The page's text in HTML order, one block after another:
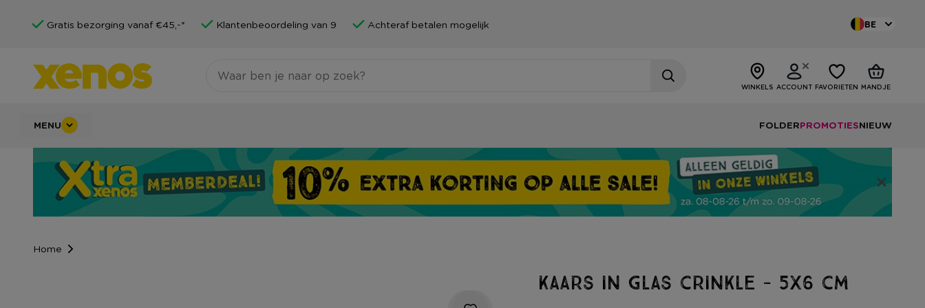
Gratis bezorging vanaf €45,-* Klantenbeoordeling van 9 Achteraf betalen mogelijk BE
WINKELS ACCOUNT FAVORIETEN MANDJE
MENU FOLDERPROMOTIESNIEUW
Home
Kaars in glas crinkle - 5x6 cm